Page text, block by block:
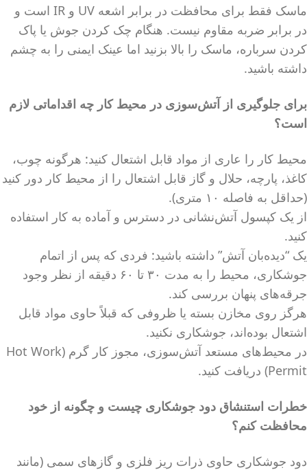
ماسک فقط برای محافظت در برابر اشعه UV و IR است و
در برابر ضربه مقاوم نیست. هنگام چک کردن جوش یا پاک
کردن سرباره، ماسک را بالا بزنید اما عینک ایمنی را به چشم
داشته باشید.
برای جلوگیری از آتش‌سوزی در محیط کار چه اقداماتی لازم
است؟
محیط کار را عاری از مواد قابل اشتعال کنید: هرگونه چوب،
کاغذ، پارچه، حلال و گاز قابل اشتعال را از محیط کار دور کنید
(حداقل به فاصله ۱۰ متری).
از یک کپسول آتش‌نشانی در دسترس و آماده به کار استفاده
کنید.
یک “دیده‌بان آتش” داشته باشید: فردی که پس از اتمام
جوشکاری، محیط را به مدت ۳۰ تا ۶۰ دقیقه از نظر وجود
جرقه‌های پنهان بررسی کند.
هرگز روی مخازن بسته یا ظروفی که قبلاً حاوی مواد قابل
اشتعال بوده‌اند، جوشکاری نکنید.
در محیط‌های مستعد آتش‌سوزی، مجوز کار گرم (Hot Work
Permit) دریافت کنید.
خطرات استنشاق دود جوشکاری چیست و چگونه از خود
محافظت کنم؟
دود جوشکاری حاوی ذرات ریز فلزی و گازهای سمی (مانند